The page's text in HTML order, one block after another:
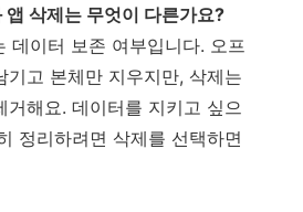
삭제는 무엇이 다른가요?
데이터 보존 여부입니다. 오프
기고 본체만 지우지만, 삭제는
거해요. 데이터를 지키고 싶으
정리하려면 삭제를 선택하면